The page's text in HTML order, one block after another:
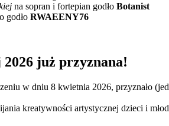
na sopran i fortepian godło Botanist
godło RWAEENY76
2026 już przyznana!
w dniu 8 kwietnia 2026, przyznało
kreatywności artystycznej dzieci i